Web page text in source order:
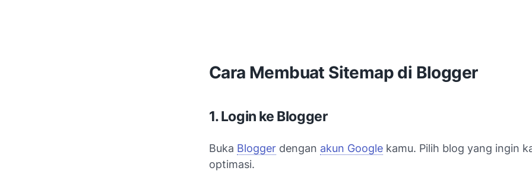
Cara Membuat Sitemap di Blogger
1. Login ke Blogger
Buka Blogger dengan akun Google kamu. Pilih blog yang ingin
optimasi.